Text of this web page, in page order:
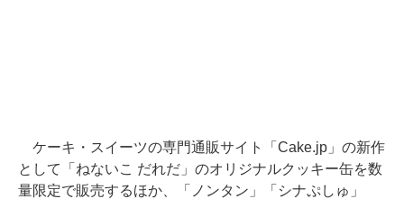
ケーキ・スイーツの専門通販サイト「Cake.jp」の新作
として「ねないこ だれだ」のオリジナルクッキー缶を数
量限定で販売するほか、「ノンタン」「シナぷしゅ」